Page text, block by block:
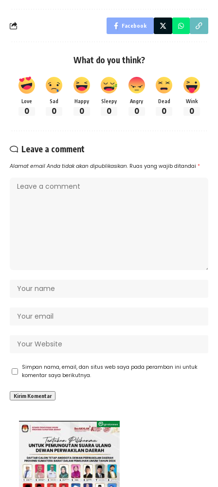
Facebook
What do you think?
Love
0
Sad
0
Happy
0
Sleepy
0
Angry
0
Dead
0
Wink
0
Leave a comment
Alamat email Anda tidak akan dipublikasikan. Ruas yang wajib ditandai *
Simpan nama, email, dan situs web saya pada peramban ini untuk
komentar saya berikutnya.